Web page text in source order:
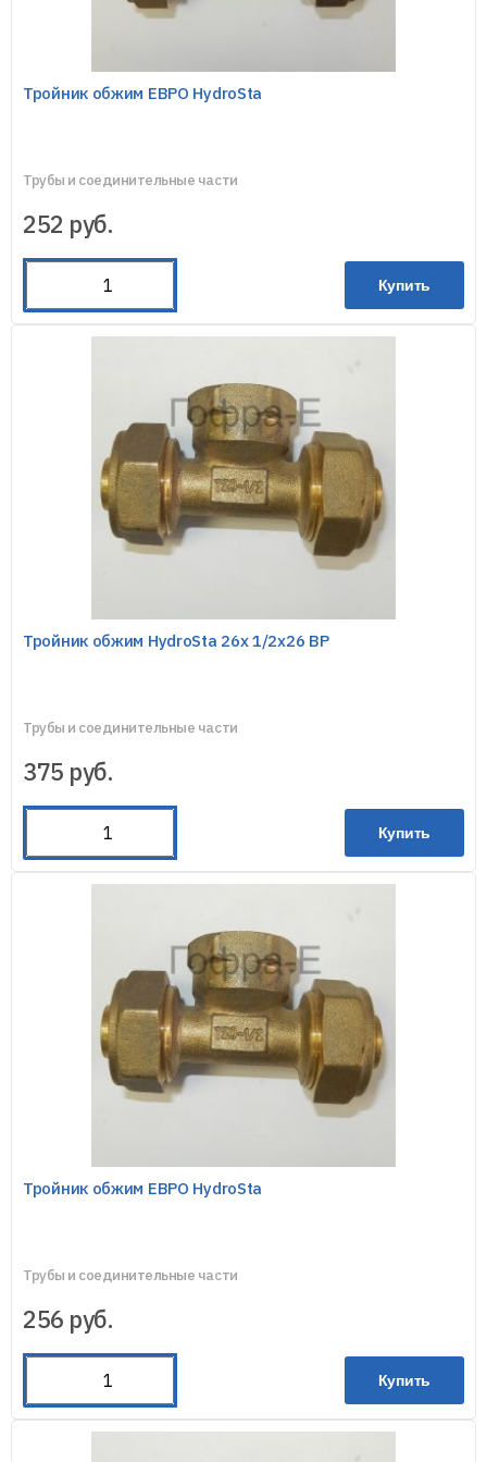
Тройник обжим ЕВРО HydroSta
Трубы и соединительные части
252 руб.
Купить
Тройник обжим HydroSta 26х 1/2х26 ВР
Трубы и соединительные части
375 руб.
Купить
Тройник обжим ЕВРО HydroSta
Трубы и соединительные части
256 руб.
Купить